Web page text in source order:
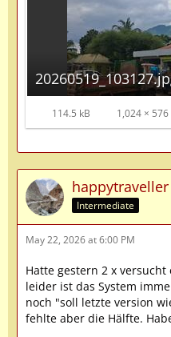
114.5 kB 1,024 × 576
happytraveller
Intermediate
May 22, 2026 at 6:00 PM
Hatte gestern 2 x
leider ist das System
noch "soll letzte version
fehlte aber die Hälfte.